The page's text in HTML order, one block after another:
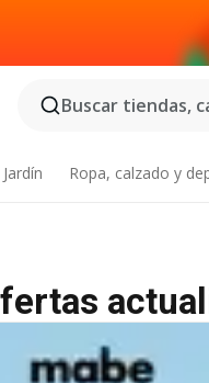
Buscar tiendas,
Ropa, calzado y